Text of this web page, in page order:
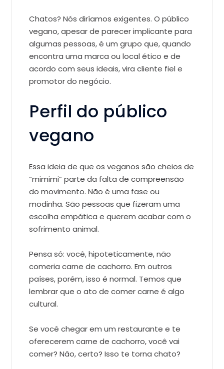
Chatos? Nós diríamos exigentes. O público
vegano, apesar de parecer implicante para
algumas pessoas, é um grupo que, quando
encontra uma marca ou local ético e de
acordo com seus ideais, vira cliente fiel e
promotor do negócio.
Perfil do público
vegano
Essa ideia de que os veganos são cheios de
“mimimi” parte da falta de compreensão
do movimento. Não é uma fase ou
modinha. São pessoas que fizeram uma
escolha empática e querem acabar com o
sofrimento animal.
Pensa só: você, hipoteticamente, não
comeria carne de cachorro. Em outros
países, porém, isso é normal. Temos que
lembrar que o ato de comer carne é algo
cultural.
Se você chegar em um restaurante e te
oferecerem carne de cachorro, você vai
comer? Não, certo? Isso te torna chato?